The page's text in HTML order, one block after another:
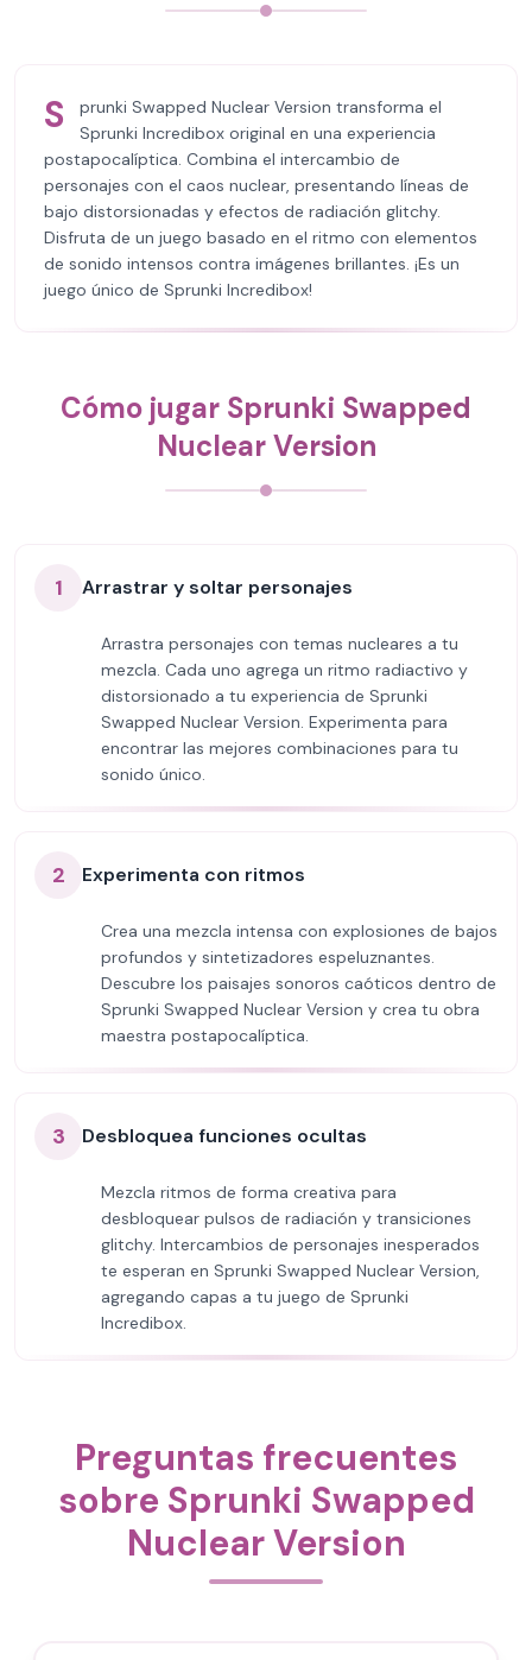
S
prunki Swapped Nuclear Version transforma el
Sprunki Incredibox original en una experiencia
postapocalíptica. Combina el intercambio de
personajes con el caos nuclear, presentando líneas de
bajo distorsionadas y efectos de radiación glitchy.
Disfruta de un juego basado en el ritmo con elementos
de sonido intensos contra imágenes brillantes. ¡Es un
juego único de Sprunki Incredibox!
Cómo jugar Sprunki Swapped
Nuclear Version
1 Arrastrar y soltar personajes
Arrastra personajes con temas nucleares a tu
mezcla. Cada uno agrega un ritmo radiactivo y
distorsionado a tu experiencia de Sprunki
Swapped Nuclear Version. Experimenta para
encontrar las mejores combinaciones para tu
sonido único.
2 Experimenta con ritmos
Crea una mezcla intensa con explosiones de bajos
profundos y sintetizadores espeluznantes.
Descubre los paisajes sonoros caóticos dentro de
Sprunki Swapped Nuclear Version y crea tu obra
maestra postapocalíptica.
3 Desbloquea funciones ocultas
Mezcla ritmos de forma creativa para
desbloquear pulsos de radiación y transiciones
glitchy. Intercambios de personajes inesperados
te esperan en Sprunki Swapped Nuclear Version,
agregando capas a tu juego de Sprunki
Incredibox.
Preguntas frecuentes
sobre Sprunki Swapped
Nuclear Version